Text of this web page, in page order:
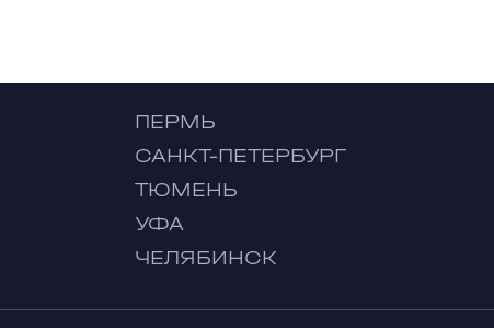
ПЕРМЬ
САНКТ-ПЕТЕРБУРГ
ТЮМЕНЬ
УФА
ЧЕЛЯБИНСК